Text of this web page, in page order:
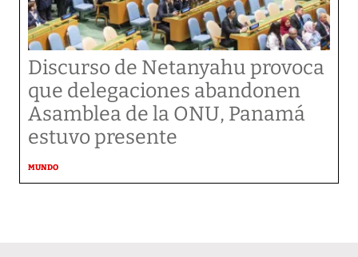
Discurso de Netanyahu provoca
que delegaciones abandonen
Asamblea de la ONU, Panamá
estuvo presente
MUNDO